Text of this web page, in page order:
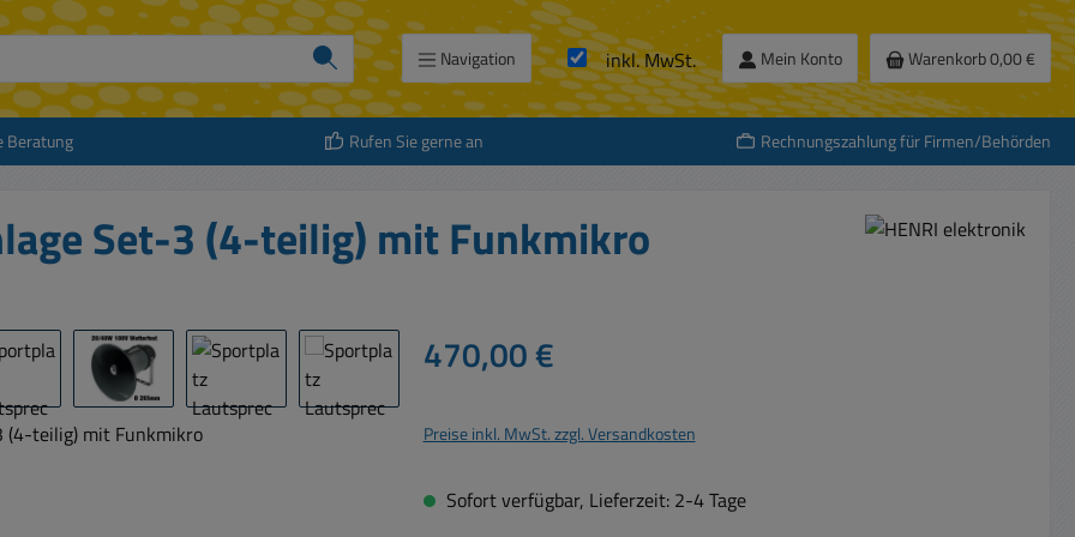
Navigation inkl. MwSt. Mein Konto Warenkorb0,00 €
Beratung Rufen Sie gerne an Rechnungszahlung für Firmen/Behörden
Set-3 (4-teilig) mit Funkmikro
Regulärer Preis:
470,00 €
Preise inkl. MwSt. zzgl. Versandkosten
Sofort verfügbar, Lieferzeit: 2-4 Tage